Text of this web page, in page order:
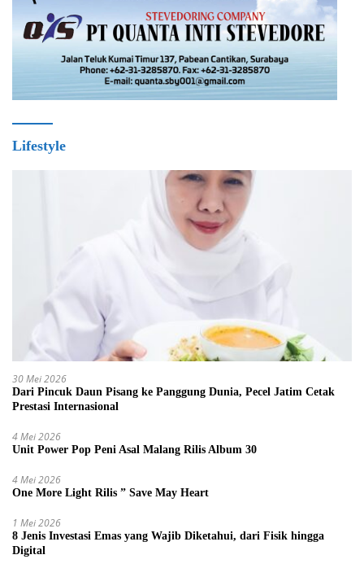
Lifestyle
30 Mei 2026
Dari Pincuk Daun Pisang ke Panggung Dunia, Pecel Jatim Cetak
Prestasi Internasional
4 Mei 2026
Unit Power Pop Peni Asal Malang Rilis Album 30
4 Mei 2026
One More Light Rilis ” Save May Heart
1 Mei 2026
8 Jenis Investasi Emas yang Wajib Diketahui, dari Fisik hingga
Digital